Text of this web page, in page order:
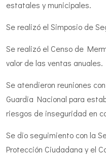
estatales y municipales.
Se realizó el Simposio de
Se realizó el Censo de
valor de las ventas anuales.
Se atendieron reuniones
Guardia Nacional para
riesgos de inseguridad en
Se dio seguimiento con la
Protección Ciudadana y el